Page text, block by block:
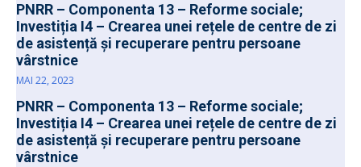
PNRR – Componenta 13 – Reforme sociale;
Investiția I4 – Crearea unei rețele de centre de zi
de asistență și recuperare pentru persoane
vârstnice
MAI 22, 2023
PNRR – Componenta 13 – Reforme sociale;
Investiția I4 – Crearea unei rețele de centre de zi
de asistență și recuperare pentru persoane
vârstnice